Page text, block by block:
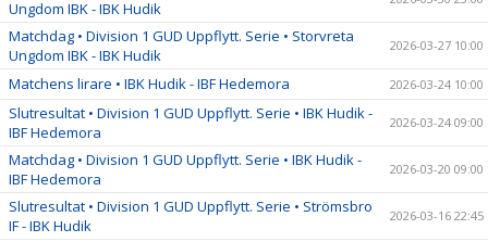
Ungdom IBK - IBK Hudik
Matchdag • Division 1 GUD Uppflytt. Serie • Storvreta
Ungdom IBK - IBK Hudik
2026-03-27 10:00
Matchens lirare • IBK Hudik - IBF Hedemora 2026-03-24 10:00
Slutresultat • Division 1 GUD Uppflytt. Serie • IBK Hudik -
IBF Hedemora
2026-03-24 09:00
Matchdag • Division 1 GUD Uppflytt. Serie • IBK Hudik -
IBF Hedemora
2026-03-20 09:00
Slutresultat • Division 1 GUD Uppflytt. Serie • Strömsbro
IF - IBK Hudik
2026-03-16 22:45